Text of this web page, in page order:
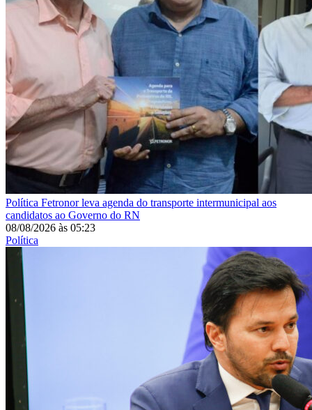
Política Fetronor leva agenda do transporte intermunicipal aos
candidatos ao Governo do RN
08/08/2026 às 05:23
Política